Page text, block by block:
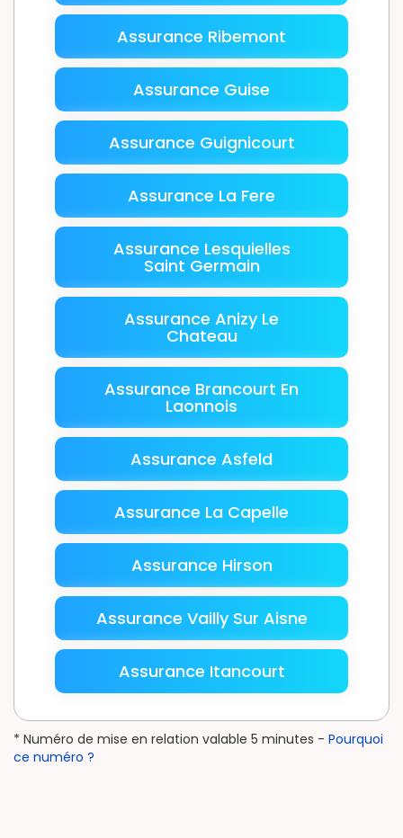
Assurance Ribemont
Assurance Guise
Assurance Guignicourt
Assurance La Fere
Assurance Lesquielles
Saint Germain
Assurance Anizy Le
Chateau
Assurance Brancourt En
Laonnois
Assurance Asfeld
Assurance La Capelle
Assurance Hirson
Assurance Vailly Sur Aisne
Assurance Itancourt
* Numéro de mise en relation valable 5 minutes - Pourquoi
ce numéro ?